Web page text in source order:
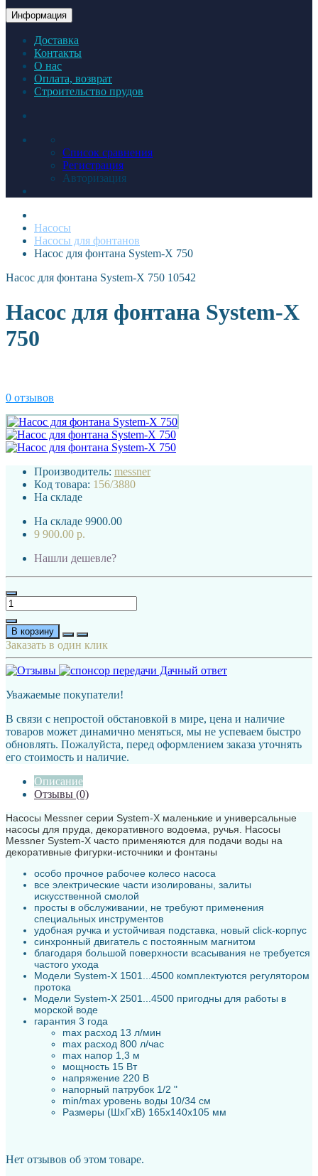
Информация
Доставка
Контакты
О нас
Оплата, возврат
Строительство прудов
Список сравнения
Регистрация
Авторизация
Насосы
Насосы для фонтанов
Насос для фонтана System-X 750
Насос для фонтана System-X 750 10542
Насос для фонтана System-X
750
0 отзывов
Производитель: messner
Код товара: 156/3880
На складе
На складе 9900.00
9 900.00 р.
Нашли дешевле?
В корзину
Заказать в один клик
Уважаемые покупатели!
В связи с непростой обстановкой в мире, цена и наличие
товаров может динамично меняться, мы не успеваем быстро
обновлять. Пожалуйста, перед оформлением заказа уточнять
его стоимость и наличие.
Описание
Отзывы (0)
Насосы Messner серии System-X маленькие и универсальные
насосы для пруда, декоративного водоема, ручья. Насосы
Messner System-X часто применяются для подачи воды на
декоративные фигурки-источники и фонтаны
особо прочное рабочее колесо насоса
все электрические части изолированы, залиты
искусственной смолой
просты в обслуживании, не требуют применения
специальных инструментов
удобная ручка и устойчивая подставка, новый click-корпус
синхронный двигатель с постоянным магнитом
благодаря большой поверхности всасывания не требуется
частого ухода
Модели System-X 1501...4500 комплектуются регулятором
протока
Модели System-X 2501...4500 пригодны для работы в
морской воде
гарантия 3 года
max расход 13 л/мин
max расход 800 л/час
max напор 1,3 м
мощность 15 Вт
напряжение 220 В
напорный патрубок 1/2 "
min/max уровень воды 10/34 см
Размеры (ШхГхВ) 165х140х105 мм
Нет отзывов об этом товаре.